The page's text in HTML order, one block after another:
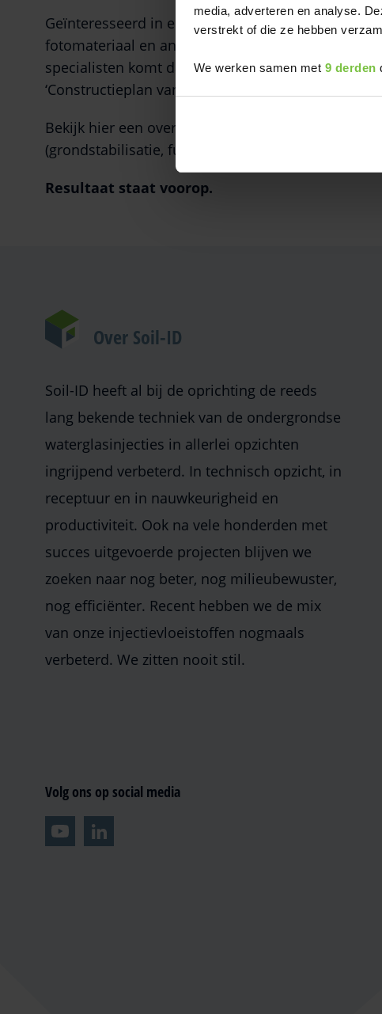
media, adverteren en analyse.
verstrekt of die ze hebben
We werken samen met 9 derden
Geïnteresseerd in een offerte? In principe
fotomateriaal en andere relevante informatie.
specialisten komt dan langs om de situatie ter
‘Constructieplan van Aanpak’ worden de inzet
Bekijk hier een overzicht van onze
.
(grondstabilisatie, funderingen).
Resultaat staat voorop.
Over Soil-ID
Soil-ID heeft al bij de oprichting de reeds
lang bekende techniek van de ondergrondse
waterglasinjecties in allerlei opzichten
ingrijpend verbeterd. In technisch opzicht, in
receptuur en in nauwkeurigheid en
productiviteit. Ook na vele honderden met
succes uitgevoerde projecten blijven we
zoeken naar nog beter, nog milieubewuster,
nog efficiënter. Recent hebben we de mix
van onze injectievloeistoffen nogmaals
verbeterd. We zitten nooit stil.
Volg ons op social media